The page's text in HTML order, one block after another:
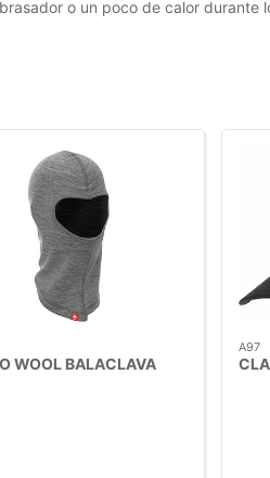
o un poco de calor
WOOL BALACLAVA
A97